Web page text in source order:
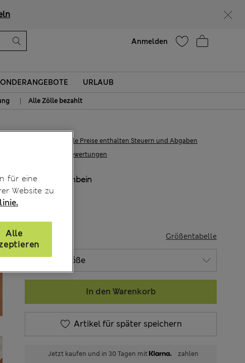
Anmelden
URLAUB
| Alle Zölle bezahlt
69 Bewertungen
Alle Preise enthalten Steuern und Abgaben
FARBE: Elfenbein
Größentabelle
In den Warenkorb
Artikel für später speichern
Jetzt kaufen und in 30 Tagen mit zahlen
für eine
Website zu
Alle